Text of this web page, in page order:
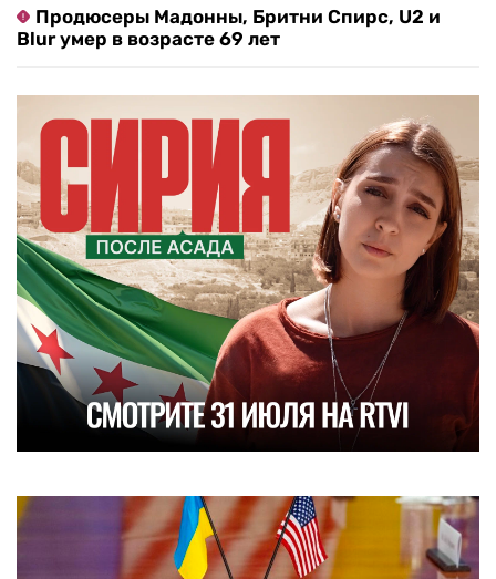
Продюсеры Мадонны, Бритни Спирс, U2 и
Blur умер в возрасте 69 лет